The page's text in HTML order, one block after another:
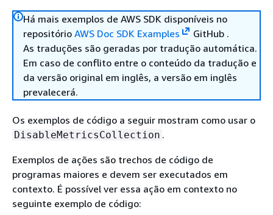
Há mais exemplos de AWS SDK disponíveis no
repositório AWS Doc SDK Examples
GitHub .
As traduções são geradas por tradução automática.
Em caso de conflito entre o conteúdo da tradução e
da versão original em inglês, a versão em inglês
prevalecerá.
Os exemplos de código a seguir mostram como usar o
DisableMetricsCollection .
Exemplos de ações são trechos de código de
programas maiores e devem ser executados em
contexto. É possível ver essa ação em contexto no
seguinte exemplo de código: